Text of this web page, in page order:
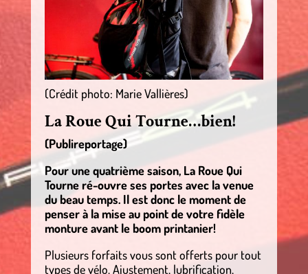
(Crédit photo: Marie Vallières)
La Roue Qui Tourne…bien!
(Publireportage)
Pour une quatrième saison, La Roue Qui
Tourne ré-ouvre ses portes avec la venue
du beau temps. Il est donc le moment de
penser à la mise au point de votre fidèle
monture avant le boom printanier!
Plusieurs forfaits vous sont offerts pour tout
types de vélo. Ajustement, lubrification,